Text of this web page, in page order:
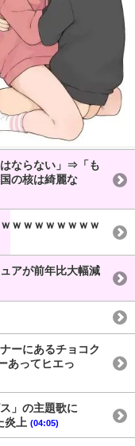
ならない」⇒「も
の核は綺麗な
ｗｗｗｗｗｗｗｗ
アが前年比大幅減
ーにあるチョコク
あってヒエっ
」の主題歌に
炎上 (04:05)